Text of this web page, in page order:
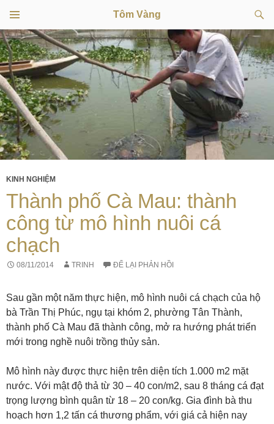
Tôm Vàng
kiếm
TRÌNH
ĐƠN
CƠ SỞ
CHUYỂN
ĐẾN
NỘI
DUNG
KINH NGHIỆM
Thành phố Cà Mau: thành
công từ mô hình nuôi cá
chạch
08/11/2014 TRINH ĐỂ LẠI PHẢN HỒI
Sau gần một năm thực hiện, mô hình nuôi cá chạch của hộ
bà Trần Thị Phúc, ngụ tại khóm 2, phường Tân Thành,
thành phố Cà Mau đã thành công, mở ra hướng phát triển
mới trong nghề nuôi trồng thủy sản.
Mô hình này được thực hiện trên diện tích 1.000 m2 mặt
nước. Với mật độ thả từ 30 – 40 con/m2, sau 8 tháng cá đạt
trọng lượng bình quân từ 18 – 20 con/kg. Gia đình bà thu
hoạch hơn 1,2 tấn cá thương phẩm, với giá cả hiện nay